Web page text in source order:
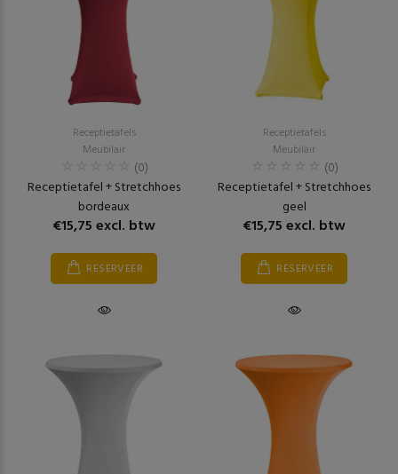
Receptietafels
Meubilair
(0)
Receptietafel + Stretchhoes
bordeaux
€15,75 excl. btw
RESERVEER
Receptietafels
Meubilair
(0)
Receptietafel + Stretchhoes
geel
€15,75 excl. btw
RESERVEER